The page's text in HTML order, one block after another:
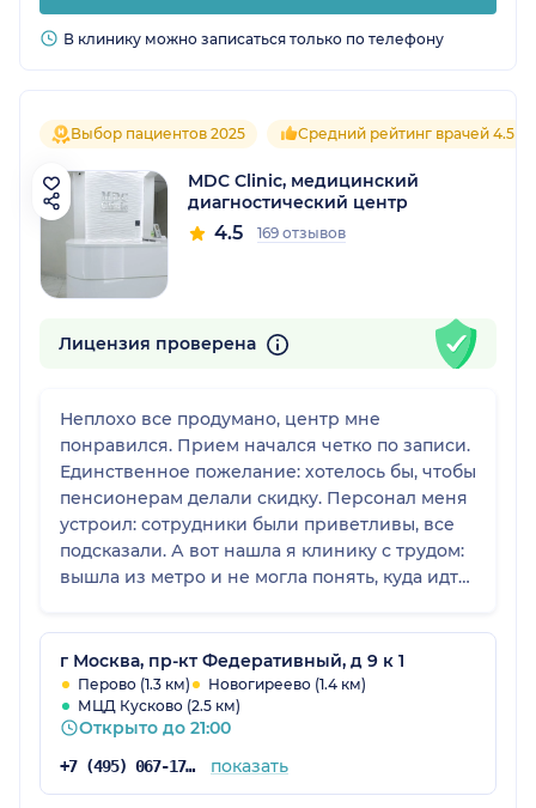
В клинику можно записаться только по телефону
Выбор пациентов 2025 Средний рейтинг врачей 4.5
MDC Clinic, медицинский
диагностический центр
4.5 169 отзывов
Лицензия проверена
Неплохо все продумано, центр мне
понравился. Прием начался четко по записи.
Единственное пожелание: хотелось бы, чтобы
пенсионерам делали скидку. Персонал меня
устроил: сотрудники были приветливы, все
подсказали. А вот нашла я клинику с трудом:
вышла из метро и не могла понять, куда идти
спрашивать совета у прохожих, что не очень
удобно, ведь не каждый знает этот район.
Возможно, нужно сделать какие-то указатели,
чтобы пациентам было легче
ориентироваться. Потом мне подсказали, что
туда идет автобус, я на нем доехала, потому
г Москва, пр-кт Федеративный, д 9 к 1
Перово (1.3 км)
Новогиреево (1.4 км)
МЦД Кусково (2.5 км)
Открыто до 21:00
+7 (495) 067-17-59 показать